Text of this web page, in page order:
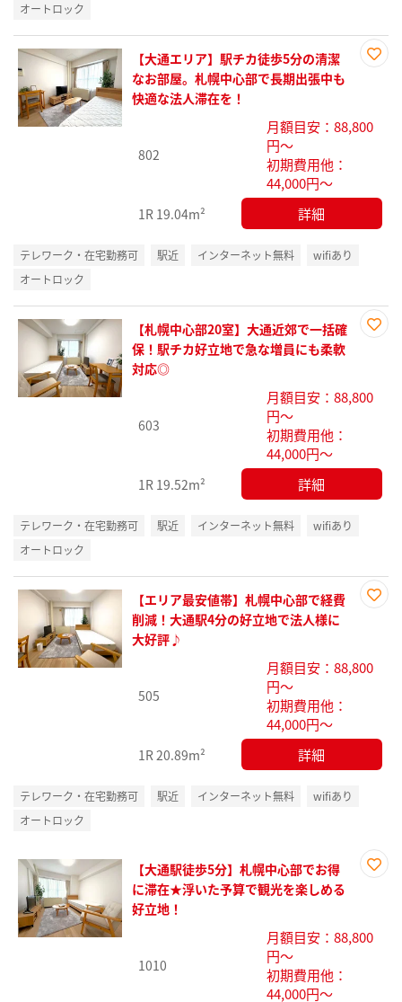
オートロック
録
【大通エリア】駅チカ徒歩5分の清潔
なお部屋。札幌中心部で長期出張中も
快適な法人滞在を！
802
月額目安：88,800
円～
初期費用他：
44,000円～
1R 19.04m² 詳細
テレワーク・在宅勤務可 駅近 インターネット無料
wifiあり
オートロック
録
【札幌中心部20室】大通近郊で一括確
保！駅チカ好立地で急な増員にも柔軟
対応◎
603
月額目安：88,800
円～
初期費用他：
44,000円～
1R 19.52m² 詳細
テレワーク・在宅勤務可 駅近 インターネット無料
wifiあり
オートロック
録
【エリア最安値帯】札幌中心部で経費
削減！大通駅4分の好立地で法人様に
大好評♪
505
月額目安：88,800
円～
初期費用他：
44,000円～
1R 20.89m² 詳細
テレワーク・在宅勤務可 駅近 インターネット無料
wifiあり
オートロック
録
【大通駅徒歩5分】札幌中心部でお得
に滞在★浮いた予算で観光を楽しめる
好立地！
1010
月額目安：88,800
円～
初期費用他：
44,000円～